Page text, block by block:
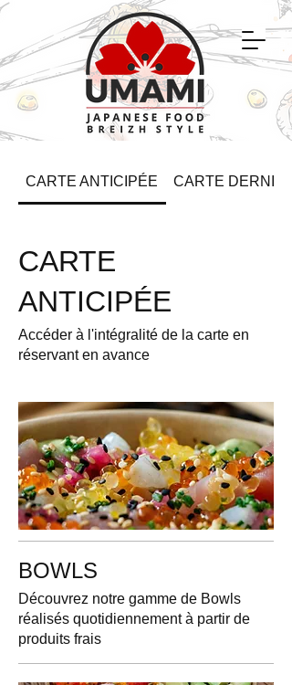
CARTE ANTICIPÉE CARTE
CARTE
ANTICIPÉE
Accéder à l'intégralité de la carte en
réservant en avance
BOWLS
Découvrez notre gamme de Bowls
réalisés quotidiennement à partir de
produits frais